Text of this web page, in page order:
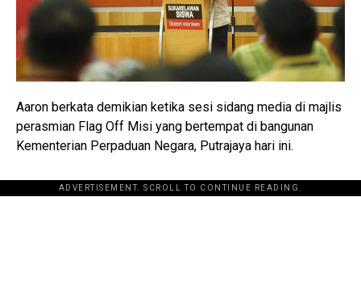
Aaron berkata demikian ketika sesi sidang media di majlis
perasmian Flag Off Misi yang bertempat di bangunan
Kementerian Perpaduan Negara, Putrajaya hari ini.
ADVERTISEMENT. SCROLL TO CONTINUE READING.